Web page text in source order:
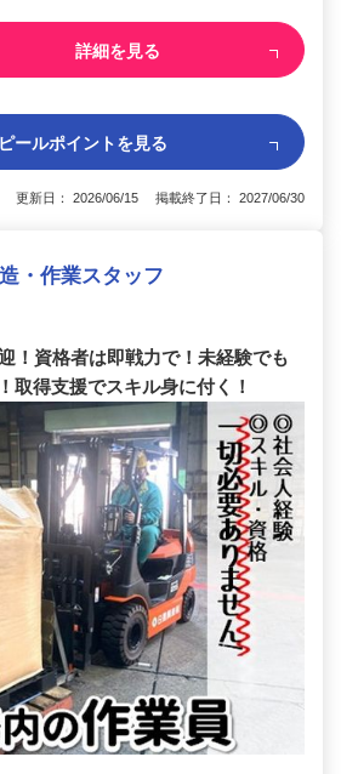
詳細を見る
ールポイントを見る
更新日： 2026/06/15 掲載終了日： 2027/06/30
・作業スタッフ
！資格者は即戦力で！未経験でも
取得支援でスキル身に付く！